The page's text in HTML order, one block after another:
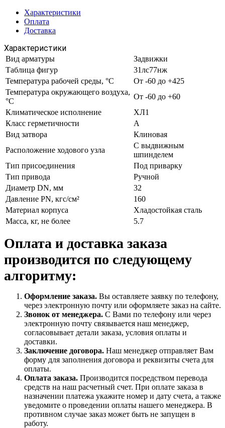
Характеристики
Оплата
Доставка
Характеристики
Вид арматуры
Задвижки
Таблица фигур
31лс77нж
Температура рабочей среды, °С
От -60 до +425
Температура окружающего воздуха,
°С
От -60 до +60
Климатическое исполнение
ХЛ1
Класс герметичности
А
Вид затвора
Клиновая
Расположение ходового узла
С выдвижным
шпинделем
Тип присоединения
Под приварку
Тип привода
Ручной
Диаметр DN, мм
32
Давление PN, кгс/см²
160
Материал корпуса
Хладостойкая сталь
Масса, кг, не более
5.7
Оплата и доставка заказа
производится по следующему
алгоритму:
Оформление заказа. Вы оставляете заявку по телефону,
через электронную почту или оформляете заказ на сайте.
Звонок от менеджера. С Вами по телефону или через
электронную почту связывается наш менеджер,
согласовывает детали заказа, условия оплаты и
доставки.
Заключение договора. Наш менеджер отправляет Вам
форму для заполнения договора и реквизиты счета для
оплаты.
Оплата заказа. Производится посредством перевода
средств на наш расчетный счет. При оплате заказа в
назначении платежа укажите номер и дату счета, а также
уведомите о проведении оплаты нашего менеджера. В
противном случае заказ может быть не запущен в
работу.